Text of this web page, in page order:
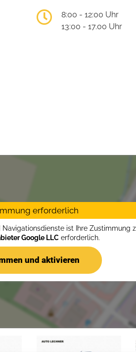
8:00 - 12:00 Uhr
13:00 - 17.00 Uhr
erforderlich
ist Ihre Zustimmung
Google LLC erforderlich.
und aktivieren